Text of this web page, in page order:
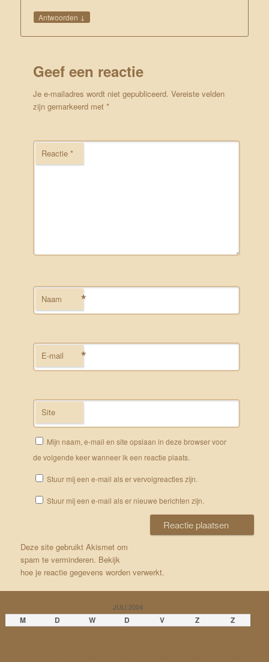
Antwoorden ↓
Geef een reactie
Je e-mailadres wordt niet gepubliceerd. Vereiste velden
zijn gemarkeerd met*
Reactie*
Naam *
E-mail *
Site
Mijn naam, e-mail en site opslaan in deze browser voor
de volgende keer wanneer ik een reactie plaats.
Stuur mij een e-mail als er vervolgreacties zijn.
Stuur mij een e-mail als er nieuwe berichten zijn.
Deze site gebruikt Akismet om
spam te verminderen. Bekijk
hoe je reactie gegevens worden verwerkt.
JULI 2004
M D W D V Z
Z